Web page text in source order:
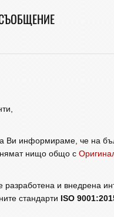
Ви информираме, че на
нямат нищо общо с
разработена и внедрена
стандарти ISO